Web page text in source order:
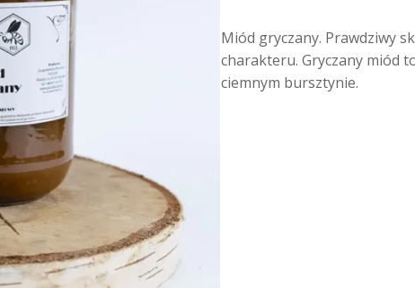
Miód gryczany. Prawdziwy
charakteru. Gryczany miód
ciemnym bursztynie.